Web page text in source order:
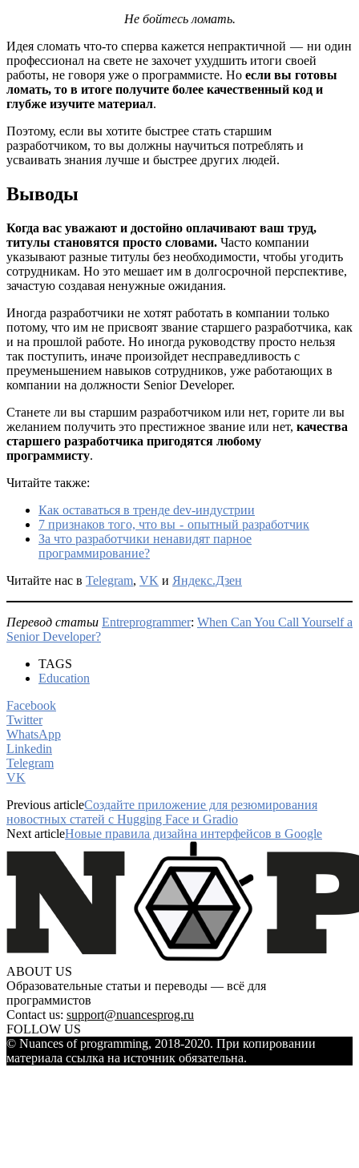
Не бойтесь ломать.
Идея сломать что-то сперва кажется непрактичной — ни один
профессионал на свете не захочет ухудшить итоги своей
работы, не говоря уже о программисте. Но если вы готовы
ломать, то в итоге получите более качественный код и
глубже изучите материал.
Поэтому, если вы хотите быстрее стать старшим
разработчиком, то вы должны научиться потреблять и
усваивать знания лучше и быстрее других людей.
Выводы
Когда вас уважают и достойно оплачивают ваш труд,
титулы становятся просто словами. Часто компании
указывают разные титулы без необходимости, чтобы угодить
сотрудникам. Но это мешает им в долгосрочной перспективе,
зачастую создавая ненужные ожидания.
Иногда разработчики не хотят работать в компании только
потому, что им не присвоят звание старшего разработчика, как
и на прошлой работе. Но иногда руководству просто нельзя
так поступить, иначе произойдет несправедливость с
преуменьшением навыков сотрудников, уже работающих в
компании на должности Senior Developer.
Станете ли вы старшим разработчиком или нет, горите ли вы
желанием получить это престижное звание или нет, качества
старшего разработчика пригодятся любому
программисту.
Читайте также:
Как оставаться в тренде dev-индустрии
7 признаков того, что вы - опытный разработчик
За что разработчики ненавидят парное
программирование?
Читайте нас в Telegram, VK и Яндекс.Дзен
Перевод статьи Entreprogrammer: When Can You Call Yourself a
Senior Developer?
TAGS
Education
Facebook
Twitter
WhatsApp
Linkedin
Telegram
VK
Previous articleСоздайте приложение для резюмирования
новостных статей с Hugging Face и Gradio
Next articleНовые правила дизайна интерфейсов в Google
ABOUT US
Образовательные статьи и переводы — всё для
программистов
Contact us: support@nuancesprog.ru
FOLLOW US
© Nuances of programming, 2018-2020. При копировании
материала ссылка на источник обязательна.